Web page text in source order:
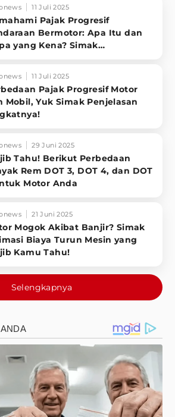
11 Juli 2025
Pajak Progresif
Bermotor: Apa Itu dan
yang Kena? Simak
11 Juli 2025
Pajak Progresif Motor
Mobil, Yuk Simak Penjelasan
29 Juni 2025
Tahu! Berikut Perbedaan
Rem DOT 3, DOT 4, dan DOT
Motor Anda
21 Juni 2025
Mogok Akibat Banjir? Simak
Biaya Turun Mesin yang
Kamu Tahu!
Selengkapnya